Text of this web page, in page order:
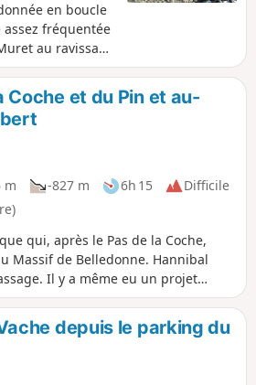
en boucle
fréquentée
au ravissant
devient
le GR®738
versant Est
Il passe
du Scialet de
en offrant
vues sur la
du Grand Pic
paysage
le sentier
Fendue pour
de Fer. En
vers le
Crop, puis
traverse la forêt.
Coche et du Pin et au-
m -827 m 6h 15
Difficile
qui, après le Pas de la Coche,
Massif de Belledonne. Hannibal
Il y a même eu un projet
et Le Rivier d'Allemont ; la belle
serait un vestige. Aujourd'hui le
par les bergers, randonneurs, les
raquettistes et même les avions
supérieure à la nôtre.
depuis le parking du